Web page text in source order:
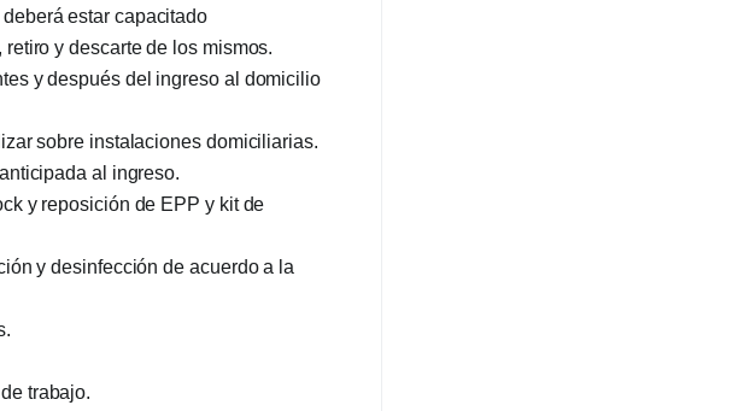
estar capacitado
y descarte de los mismos.
y después del ingreso al domicilio
sobre instalaciones domiciliarias.
al ingreso.
y reposición de EPP y kit de
y desinfección de acuerdo a la
trabajo.